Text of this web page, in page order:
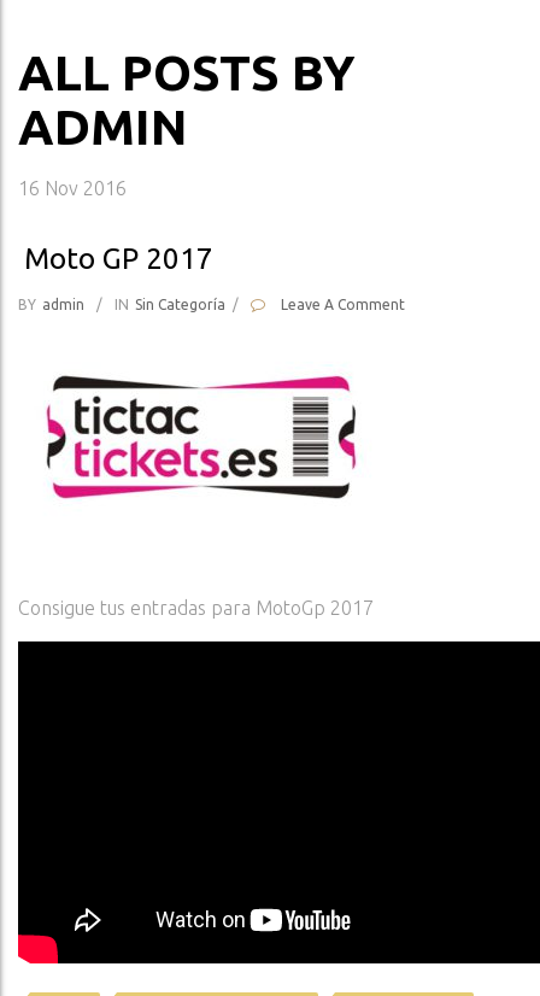
ALL POSTS BY
ADMIN
16 Nov 2016
Moto GP 2017
BY Admin / IN Sin Categoría / Leave A Comment
Consigue tus entradas para MotoGp 2017